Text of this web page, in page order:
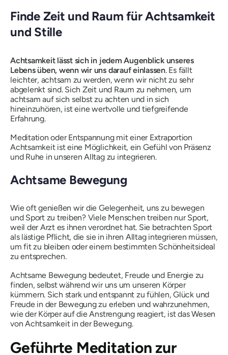
Finde Zeit und Raum für Achtsamkeit
und Stille
Achtsamkeit lässt sich in jedem Augenblick unseres
Lebens üben, wenn wir uns darauf einlassen. Es fällt
leichter, achtsam zu werden, wenn wir nicht zu sehr
abgelenkt sind. Sich Zeit und Raum zu nehmen, um
achtsam auf sich selbst zu achten und in sich
hineinzuhören, ist eine wertvolle und tiefgreifende
Erfahrung.
Meditation oder Entspannung mit einer Extraportion
Achtsamkeit ist eine Möglichkeit, ein Gefühl von Präsenz
und Ruhe in unseren Alltag zu integrieren.
Achtsame Bewegung
Wie oft genießen wir die Gelegenheit, uns zu bewegen
und Sport zu treiben? Viele Menschen treiben nur Sport,
weil der Arzt es ihnen verordnet hat. Sie betrachten Sport
als lästige Pflicht, die sie in ihren Alltag integrieren müssen,
um fit zu bleiben oder einem bestimmten Schönheitsideal
zu entsprechen.
Achtsame Bewegung bedeutet, Freude und Energie zu
finden, selbst während wir uns um unseren Körper
kümmern. Sich stark und entspannt zu fühlen, Glück und
Freude in der Bewegung zu erleben und wahrzunehmen,
wie der Körper auf die Anstrengung reagiert, ist das Wesen
von Achtsamkeit in der Bewegung.
Geführte Meditation zur